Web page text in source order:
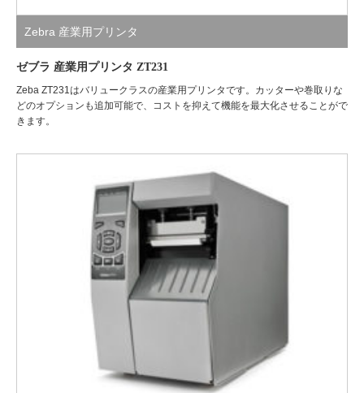
Zebra 産業用プリンタ
ゼブラ 産業用プリンタ ZT231
Zeba ZT231はバリュークラスの産業用プリンタです。カッターや巻取りな
どのオプションも追加可能で、コストを抑えて機能を最大化させることがで
きます。